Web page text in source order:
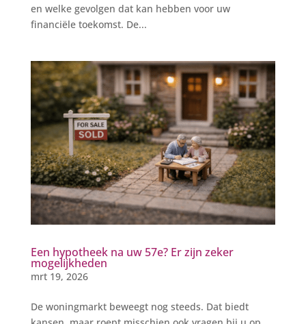
en welke gevolgen dat kan hebben voor uw
financiële toekomst. De...
Een hypotheek na uw 57e? Er zijn zeker
mogelijkheden
mrt 19, 2026
De woningmarkt beweegt nog steeds. Dat biedt